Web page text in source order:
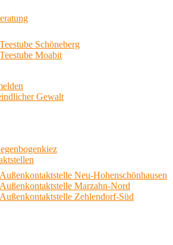
Schöneberg
Moabit
Gewalt
Neu-Hohenschönhausen
Marzahn-Nord
Zehlendorf-Süd